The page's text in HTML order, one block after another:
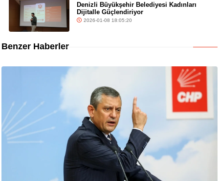
Denizli Büyükşehir Belediyesi Kadınları
Dijitalle Güçlendiriyor
2026-01-08 18:05:20
Benzer Haberler